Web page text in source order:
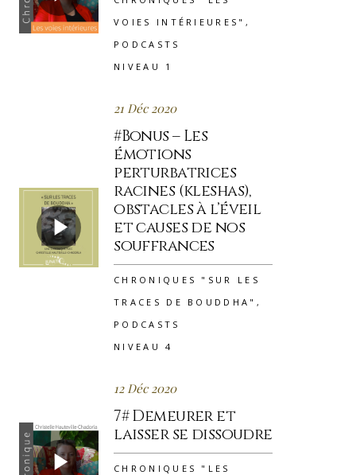
VOIES INTÉRIEURES" ,
PODCASTS
NIVEAU 1
21 Déc 2020
#Bonus – Les
émotions
perturbatrices
racines (kleshas),
obstacles à l’éveil
et causes de nos
souffrances
CHRONIQUES "SUR LES
TRACES DE BOUDDHA" ,
PODCASTS
NIVEAU 4
12 Déc 2020
7# Demeurer et
laisser se dissoudre
CHRONIQUES "LES